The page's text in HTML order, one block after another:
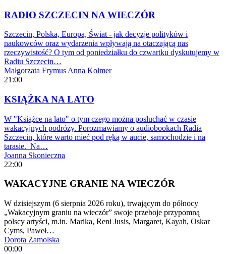
RADIO SZCZECIN NA WIECZÓR
Szczecin, Polska, Europa, Świat - jak decyzje polityków i
naukowców oraz wydarzenia wpływają na otaczającą nas
rzeczywistość? O tym od poniedziałku do czwartku dyskutujemy w
Radiu Szczecin…
Małgorzata Frymus Anna Kolmer
21:00
KSIĄŻKA NA LATO
W "Książce na lato" o tym czego można posłuchać w czasie
wakacyjnych podróży. Porozmawiamy o audiobookach Radia
Szczecin, które warto mieć pod ręką w aucie, samochodzie i na
tarasie. Na…
Joanna Skonieczna
22:00
WAKACYJNE GRANIE NA WIECZÓR
W dzisiejszym (6 sierpnia 2026 roku), trwającym do północy
„Wakacyjnym graniu na wieczór” swoje przeboje przypomną
polscy artyści, m.in. Marika, Reni Jusis, Margaret, Kayah, Oskar
Cyms, Paweł…
Dorota Zamolska
00:00